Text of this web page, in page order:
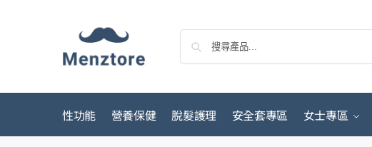
性功能 營養保健 脫髮護理 安全套專區 女士專區